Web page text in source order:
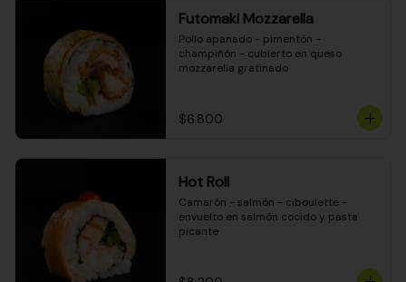
Futomaki Mozzarella
Pollo apanado - pimentón -
champiñón - cubierto en queso
mozzarella gratinado
$6.800
Hot Roll
Camarón - salmón - ciboulette -
envuelto en salmón cocido y pasta
picante